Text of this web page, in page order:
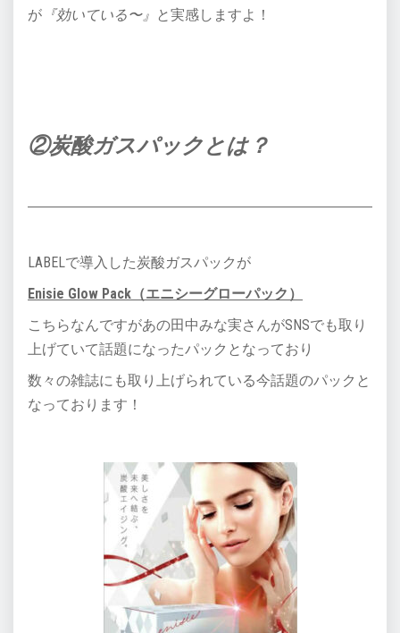
が 『効いている〜』 と実感しますよ！
②炭酸ガスパックとは？
LABELで導入した炭酸ガスパックが
Enisie Glow Pack（エニシーグローパック）
こちらなんですがあの田中みな実さんがSNSでも取り
上げていて話題になったパックとなっており
数々の雑誌にも取り上げられている今話題のパックと
なっております！